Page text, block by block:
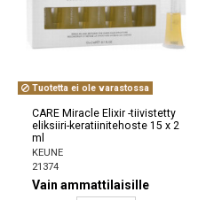
Tuotetta ei ole varastossa
CARE Miracle Elixir -tiivistetty
eliksiiri-keratiinitehoste 15 x 2
ml
KEUNE
21374
Vain ammattilaisille